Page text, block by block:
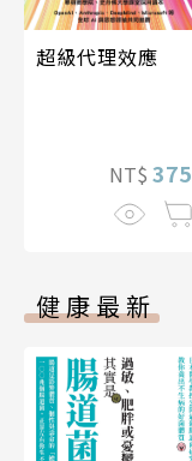
超級代理效應
NT$ 375
健康最新